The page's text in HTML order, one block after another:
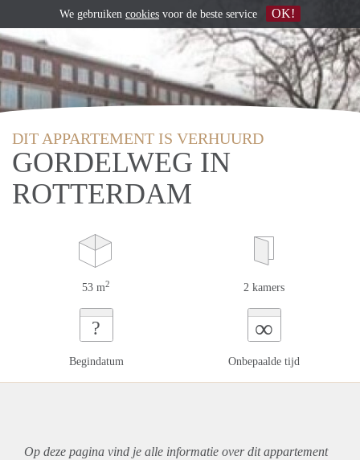
DIT APPARTEMENT IS VERHUURD
GORDELWEG IN
ROTTERDAM
53 m2 2 kamers
?
Begindatum
∞
Onbepaalde tijd
Op deze pagina vind je alle informatie over ditappartement
We gebruiken cookies voor de beste service OK!